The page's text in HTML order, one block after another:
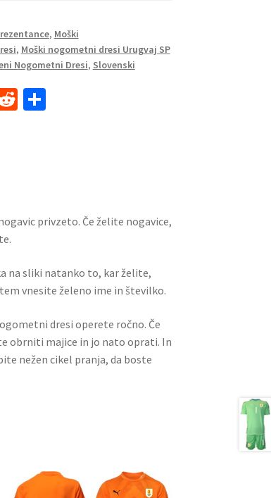
, Moški
, Moški nogometni dresi Urugvaj SP
Nogometni Dresi, Slovenski
R S
privzeto. Če želite nogavice,
na sliki natanko to, kar želite,
vnesite želeno ime in številko.
dresi operete ročno. Če
obrniti majice in jo nato oprati. In
nežen cikel pranja, da boste